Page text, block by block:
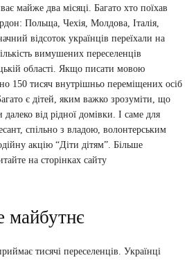
майже два місяці. Багато хто поїхав
Польща, Чехія, Молдова, Італія,
відсоток українців переїхали на
вимушених переселенців
області. Якщо писати мовою
150 тисяч внутрішньо переміщених осіб
є дітей, яким важко зрозуміти, що
далеко від рідної домівки. І саме для
спільно з владою, волонтерським
акцію “Діти дітям”. Більше
на сторінках сайту
тисячі переселенців. Українці